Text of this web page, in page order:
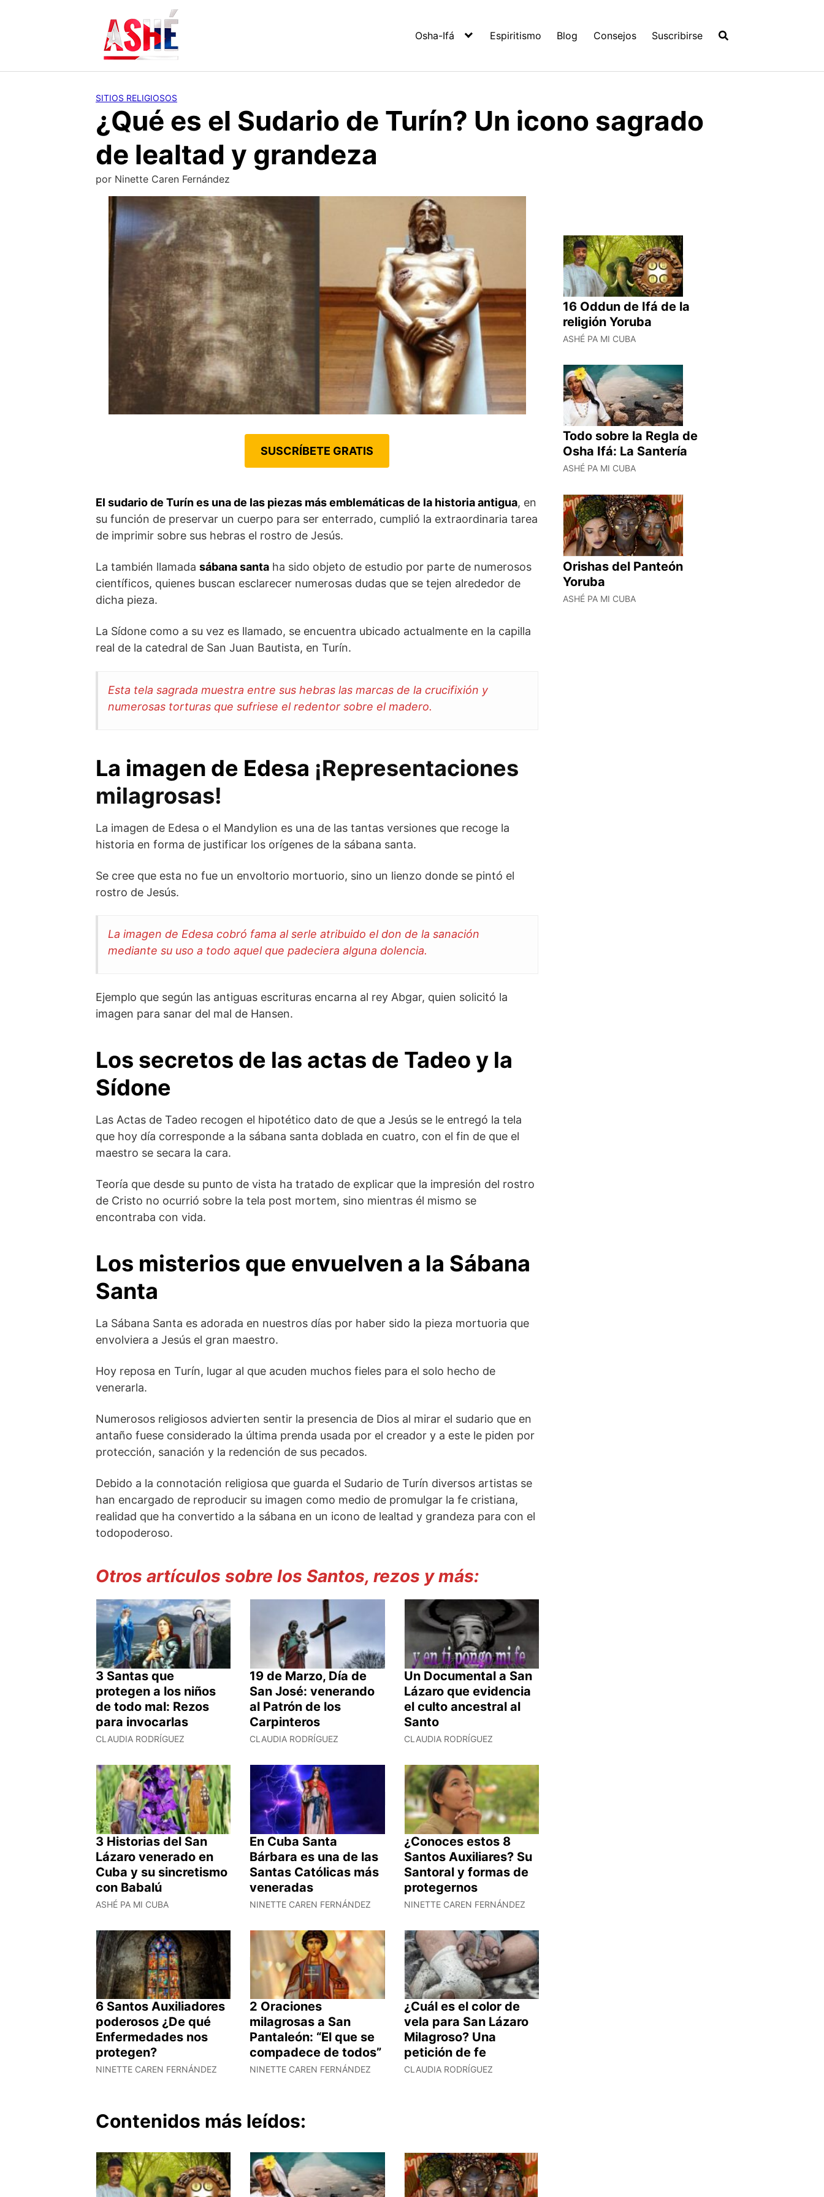
Osha-Ifá Espiritismo Blog Consejos Suscribirse
SITIOS RELIGIOSOS
¿Qué es el Sudario de Turín? Un icono sagrado
de lealtad y grandeza
por Ninette Caren Fernández
SUSCRÍBETE GRATIS
El sudario de Turín es una de las piezas más emblemáticas de la historia antigua, en
su función de preservar un cuerpo para ser enterrado, cumplió la extraordinaria tarea
de imprimir sobre sus hebras el rostro de Jesús.
La también llamada sábana santa ha sido objeto de estudio por parte de numerosos
científicos, quienes buscan esclarecer numerosas dudas que se tejen alrededor de
dicha pieza.
La Sídone como a su vez es llamado, se encuentra ubicado actualmente en la capilla
real de la catedral de San Juan Bautista, en Turín.
Esta tela sagrada muestra entre sus hebras las marcas de la crucifixión y
numerosas torturas que sufriese el redentor sobre el madero.
La imagen de Edesa ¡Representaciones
milagrosas!
La imagen de Edesa o el Mandylion es una de las tantas versiones que recoge la
historia en forma de justificar los orígenes de la sábana santa.
Se cree que esta no fue un envoltorio mortuorio, sino un lienzo donde se pintó el
rostro de Jesús.
La imagen de Edesa cobró fama al serle atribuido el don de la sanación
mediante su uso a todo aquel que padeciera alguna dolencia.
Ejemplo que según las antiguas escrituras encarna al rey Abgar, quien solicitó la
imagen para sanar del mal de Hansen.
Los secretos de las actas de Tadeo y la
Sídone
Las Actas de Tadeo recogen el hipotético dato de que a Jesús se le entregó la tela
que hoy día corresponde a la sábana santa doblada en cuatro, con el fin de que el
maestro se secara la cara.
Teoría que desde su punto de vista ha tratado de explicar que la impresión del rostro
de Cristo no ocurrió sobre la tela post mortem, sino mientras él mismo se
encontraba con vida.
Los misterios que envuelven a la Sábana
Santa
La Sábana Santa es adorada en nuestros días por haber sido la pieza mortuoria que
envolviera a Jesús el gran maestro.
Hoy reposa en Turín, lugar al que acuden muchos fieles para el solo hecho de
venerarla.
Numerosos religiosos advierten sentir la presencia de Dios al mirar el sudario que en
antaño fuese considerado la última prenda usada por el creador y a este le piden por
protección, sanación y la redención de sus pecados.
Debido a la connotación religiosa que guarda el Sudario de Turín diversos artistas se
han encargado de reproducir su imagen como medio de promulgar la fe cristiana,
realidad que ha convertido a la sábana en un icono de lealtad y grandeza para con el
todopoderoso.
Otros artículos sobre los Santos, rezos y más:
3 Santas que
protegen a los niños
de todo mal: Rezos
para invocarlas
CLAUDIA RODRÍGUEZ
19 de Marzo, Día de
San José: venerando
al Patrón de los
Carpinteros
CLAUDIA RODRÍGUEZ
Un Documental a San
Lázaro que evidencia
el culto ancestral al
Santo
CLAUDIA RODRÍGUEZ
3 Historias del San
Lázaro venerado en
Cuba y su sincretismo
con Babalú
ASHÉ PA MI CUBA
En Cuba Santa
Bárbara es una de las
Santas Católicas más
veneradas
NINETTE CAREN FERNÁNDEZ
¿Conoces estos 8
Santos Auxiliares? Su
Santoral y formas de
protegernos
NINETTE CAREN FERNÁNDEZ
6 Santos Auxiliadores
poderosos ¿De qué
Enfermedades nos
protegen?
NINETTE CAREN FERNÁNDEZ
2 Oraciones
milagrosas a San
Pantaleón: “El que se
compadece de todos”
NINETTE CAREN FERNÁNDEZ
¿Cuál es el color de
vela para San Lázaro
Milagroso? Una
petición de fe
CLAUDIA RODRÍGUEZ
Contenidos más leídos:
16 Oddun de Ifá de la
religión Yoruba
ASHÉ PA MI CUBA
Todo sobre la Regla de
Osha Ifá: La Santería
ASHÉ PA MI CUBA
Orishas del Panteón
Yoruba
ASHÉ PA MI CUBA